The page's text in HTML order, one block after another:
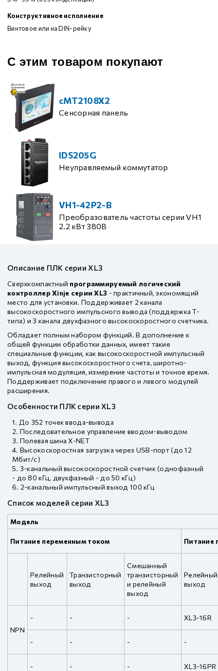
Конструктивное исполнение
Винтовое или на DIN-рейку
С этим товаром покупают
cMT2108X2
Сенсорная панель
IDS205G
Неуправляемый коммутатор
VH1-42P2-B
Преобразователь частоты серии VH1
2.2 кВт 380В
Описание ПЛК серии XL3
Сверхкомпактный программируемый логический
контроллер Xinje серии XL3 - практичный, экономящий
место для установки. Поддерживает 2 канала
высокоскоростного импульсного вывода (поддержка T-
типа) и 3 канала двухфазного высокоскоростного счетчика.
Обладает полным набором функций. В дополнение к
общей функции обработки данных, имеет такие
специальные функции, как высокоскоростной импульсный
выход, функция высокоскоростного счета, широтно-
импульсная модуляция, измерение частоты и точное время.
Поддерживает подключение правого и левого модулей
расширения.
Особенности ПЛК серии XL3
До 352 точек ввода-вывода
Последовательное управление вводом-выводом
Полевая шина X-NET
Высокоскоростная загрузка через USB-порт (до 12
Мбит/с)
3-канальный высокоскоростной счетчик (однофазный
- до 80 кГц, двухфазный - до 50 кГц)
2-канальный импульсный выход 100 кГц
Список моделей серии XL3
Модель
Питание переменным током Питание
Релейный
выход
Транзисторный
выход
Смешанный
транзисторный
и релейный
выход
Релейный
выход
NPN
- - - XL3-16R
- - - -
- - - XL3-16PR